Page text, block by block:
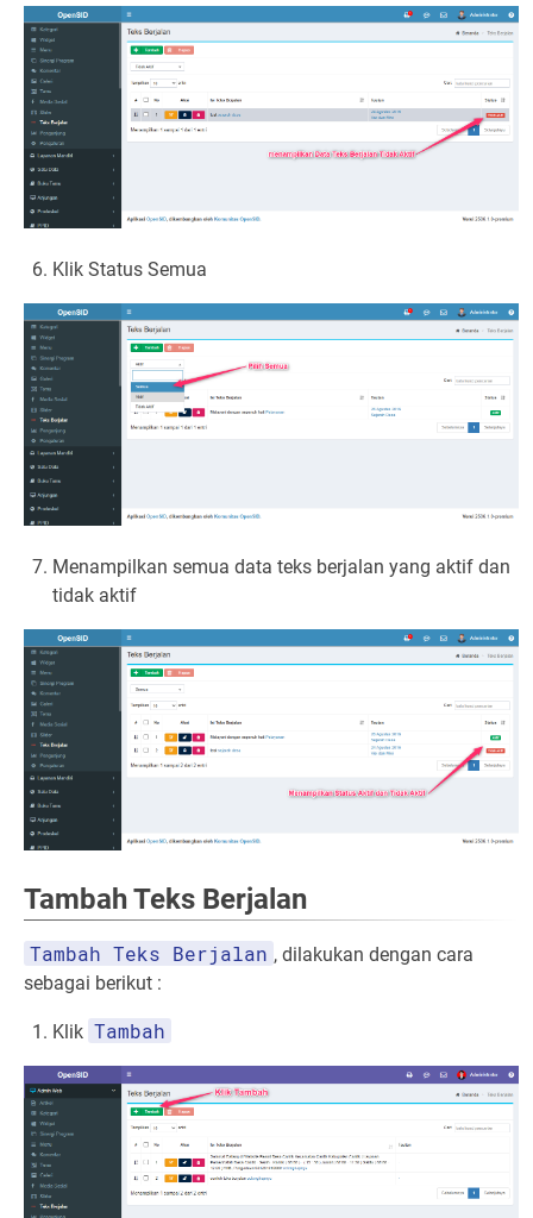
Klik Status Semua
Menampilkan semua data teks berjalan yang aktif dan
tidak aktif
Tambah Teks Berjalan
Tambah Teks Berjalan , dilakukan dengan cara
sebagai berikut :
Klik Tambah